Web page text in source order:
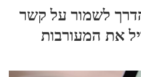
לשמור על קשר
את המעורבות